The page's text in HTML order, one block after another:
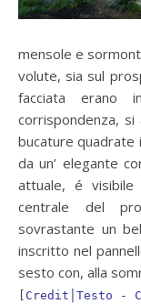
mensole e
volute, sia sul
facciata erano
corrispondenza,
bucature quadrate
da un’ elegante
attuale, é
centrale del
sovrastante un
inscritto nel
sesto con, alla
Credit│Testo -